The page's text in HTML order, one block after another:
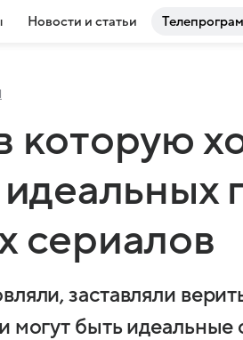
Новости и статьи
которую
сериалов
заставляли
могут быть